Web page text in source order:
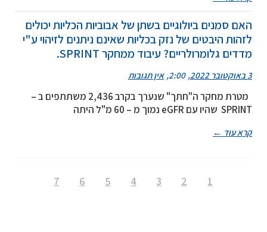
האם סמנים ביולוגיים בשתן של אבוביות הכליות יכולים
לזהות היבטים של נזק בכליות שאינם ניתנים לזיהוי ע"י
מדדים גלומרולריים? עיבוד ממחקר SPRINT.
3 באוקטובר 2022 2:00 אין תגובות
מטרת מחקר ה"חתך" שנערך בקרב 2,436 משתתפים ב –
SPRINT שהיו עם eGFR נמוך מ – 60 מ"ל היתה
קרא עוד ←
1
2
3
4
5
6
7